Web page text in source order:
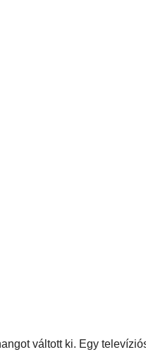
váltott ki. Egy